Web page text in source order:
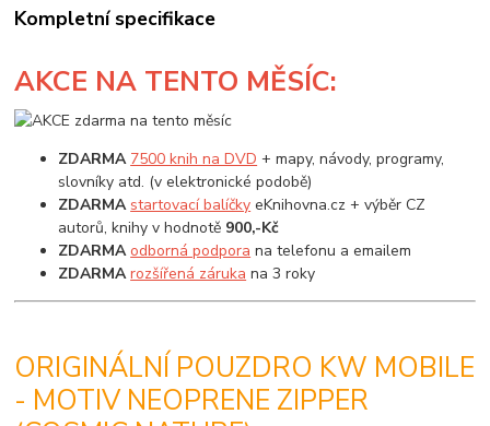
Kompletní specifikace
AKCE NA TENTO MĚSÍC:
ZDARMA 7500 knih na DVD + mapy, návody, programy,
slovníky atd. (v elektronické podobě)
ZDARMA startovací balíčky eKnihovna.cz + výběr CZ
autorů, knihy v hodnotě 900,-Kč
ZDARMA odborná podpora na telefonu a emailem
ZDARMA rozšířená záruka na 3 roky
ORIGINÁLNÍ POUZDRO KW MOBILE
- MOTIV NEOPRENE ZIPPER